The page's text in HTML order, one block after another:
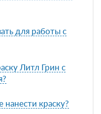
для работы с
Литл Грин с
краску?